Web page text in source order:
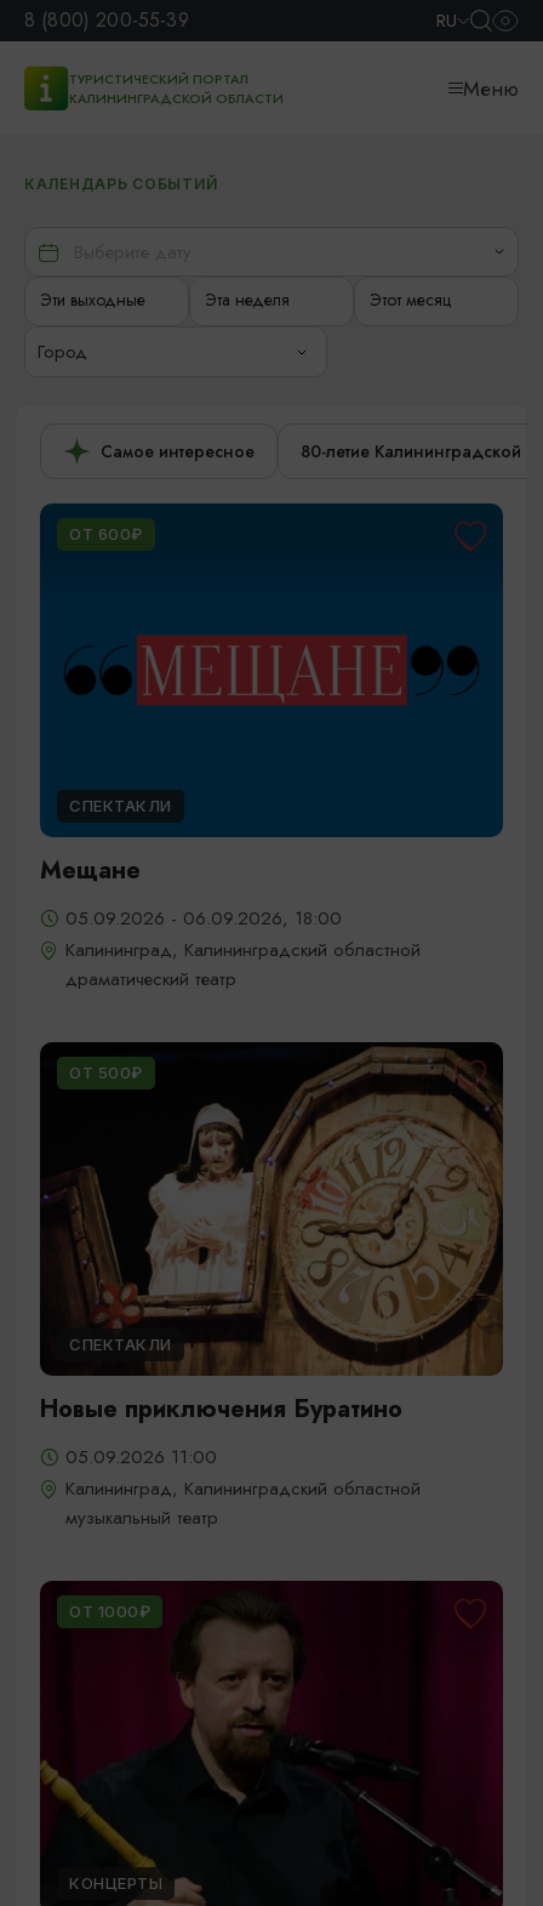
8 (800) 200-55-39 RU
ТУРИСТИЧЕСКИЙ ПОРТАЛ
КАЛИНИНГРАДСКОЙ ОБЛАСТИ
Меню
КАЛЕНДАРЬ СОБЫТИЙ
Эти выходные Эта неделя Этот месяц
Город
Самое интересное 80-летие Калининградской
ОТ 600₽
СПЕКТАКЛИ
Мещане
05.09.2026 - 06.09.2026, 18:00
Калининград, Калининградский областной
драматический театр
ОТ 500₽
СПЕКТАКЛИ
Новые приключения Буратино
05.09.2026 11:00
Калининград, Калининградский областной
музыкальный театр
ОТ 1000₽
КОНЦЕРТЫ